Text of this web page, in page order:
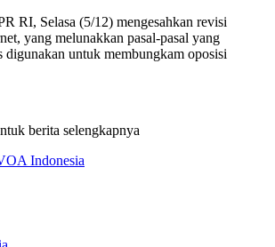
RI, Selasa (5/12) mengesahkan revisi
yang melunakkan pasal-pasal yang
digunakan untuk membungkam oposisi
berita selengkapnya
Indonesia